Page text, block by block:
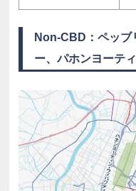
Non-CBD：ペッブ
ー、パホンヨーテ